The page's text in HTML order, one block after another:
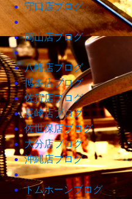
守口店ブログ
岡山店ブログ
八幡店ブログ
博多店ブログ
佐賀店ブログ
長崎店ブログ
佐世保店ブログ
大分店ブログ
沖縄店ブログ
トムホーンブログ